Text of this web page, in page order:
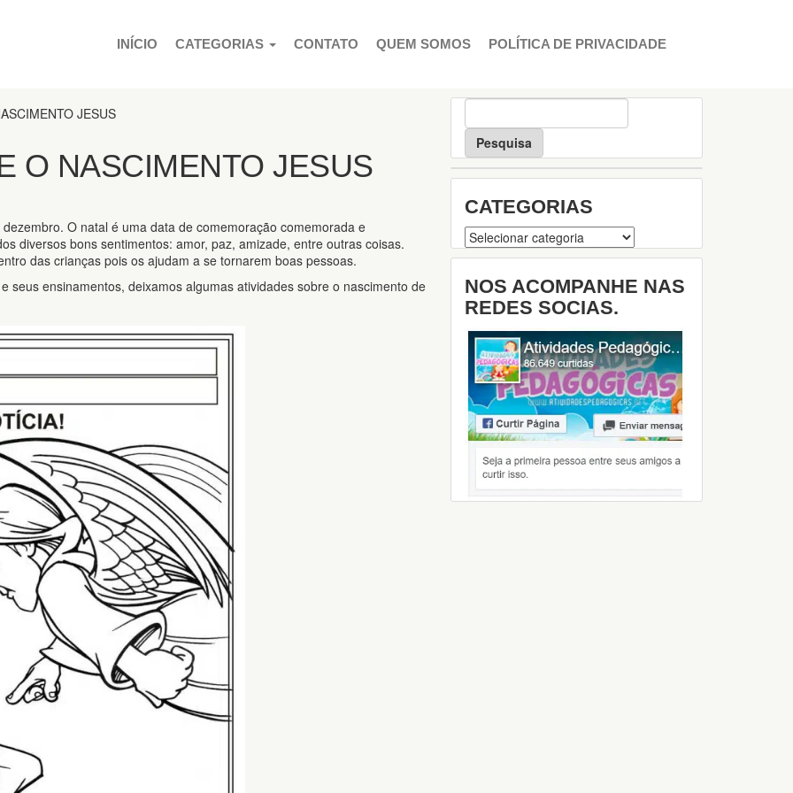
INÍCIO
CATEGORIAS CONTATO QUEM SOMOS POLÍTICA DE PRIVACIDADE
JESUS
O NASCIMENTO JESUS
O natal é uma data de comemoração comemorada e
diversos bons sentimentos: amor, paz, amizade, entre outras coisas.
das crianças pois os ajudam a se tornarem boas pessoas.
seus ensinamentos, deixamos algumas atividades sobre o nascimento de
P
e
q
u
s
a
CATEGORIAS
Categorias
NOS ACOMPANHE NAS
REDES SOCIAS.